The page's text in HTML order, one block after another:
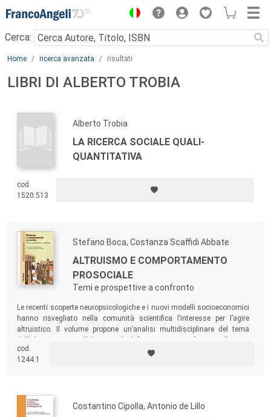
Menu
Cerca:
Main content
Home ricerca avanzata risultati
LIBRI DI ALBERTO TROBIA
Alberto Trobia
LA RICERCA SOCIALE QUALI-
QUANTITATIVA
cod.
1520.513
Stefano Boca, Costanza Scaffidi Abbate
ALTRUISMO E COMPORTAMENTO
PROSOCIALE
Temi e prospettive a confronto
Le recenti scoperte neuropsicologiche e i nuovi modelli socioeconomici
hanno risvegliato nella comunità scientifica l’interesse per l’agire
altruistico. Il volume propone un’analisi multidisciplinare del tema
teorizzazione.
cod.
1244.1
Costantino Cipolla, Antonio de Lillo